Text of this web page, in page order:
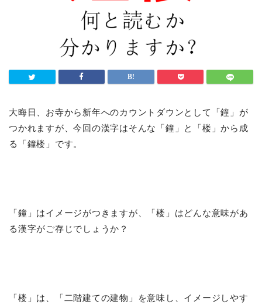
大晦日、お寺から新年へのカウントダウンとして「鐘」が
つかれますが、今回の漢字はそんな「鐘」と「楼」から成
る「鐘楼」です。
「鐘」はイメージがつきますが、「楼」はどんな意味があ
る漢字がご存じでしょうか？
「楼」は、「二階建ての建物」を意味し、イメージしやす